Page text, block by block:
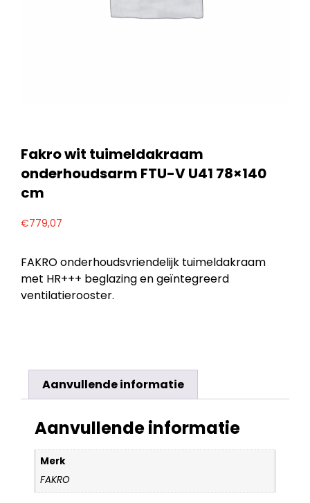
Fakro wit tuimeldakraam
onderhoudsarm FTU-V U41 78×140
cm
€779,07
FAKRO onderhoudsvriendelijk tuimeldakraam
met HR+++ beglazing en geïntegreerd
ventilatierooster.
Aanvullende informatie
Aanvullende informatie
Merk
FAKRO